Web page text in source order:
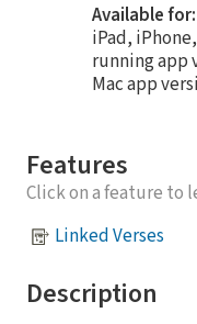
Available for:
iPad,
running app
Mac app
Features
Click on a feature to
Linked Verses
Description